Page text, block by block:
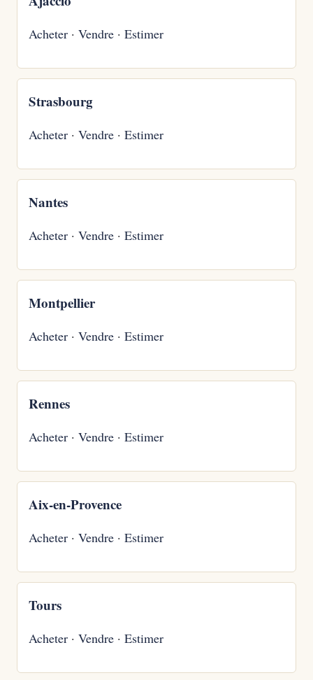
Acheter · Vendre · Estimer
Strasbourg
Acheter · Vendre · Estimer
Nantes
Acheter · Vendre · Estimer
Montpellier
Acheter · Vendre · Estimer
Rennes
Acheter · Vendre · Estimer
Aix-en-Provence
Acheter · Vendre · Estimer
Tours
Acheter · Vendre · Estimer